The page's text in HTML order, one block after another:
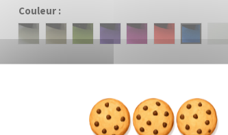
Couleur :
ArgentOr FougèreVioletCyclamenRougeSaphir